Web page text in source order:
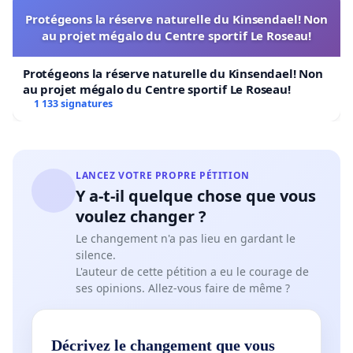
personnel, professionnel et financier considérable.
Au niveau personnel, il faut compter en moyenne dix
ans pour obtenir le Bachelor, le Master et le titre de
spécialiste en psychothérapie reconnu au niveau
fédéral. Au niveau professionnel, la formation impose
déjà une pratique minimale de deux années à 100% en
La transition proposée du modèle de la
délégation (c’est-à-dire la reprise de notre patientèle
sous la responsabilité d’un psychothérapeute
diplômé) soulève de nombreuses interrogations et
incertitudes.Actuellement, très peu d’informations
nous ont été données concernant l’encadrement de
notre formation.
l’expérience clinique de douze mois mettent en péril
Protégeons la réserve naturelle du Kinsendael! Non
au projet mégalo du Centre sportif Le Roseau!
Protégeons la réserve naturelle du Kinsendael! Non
au projet mégalo du Centre sportif Le Roseau!
1 133 signatures
LANCEZ VOTRE PROPRE PÉTITION
Y a-t-il quelque chose que vous
voulez changer ?
Le changement n'a pas lieu en gardant le
silence.
L'auteur de cette pétition a eu le courage de
ses opinions. Allez-vous faire de même ?
Décrivez le changement que vous